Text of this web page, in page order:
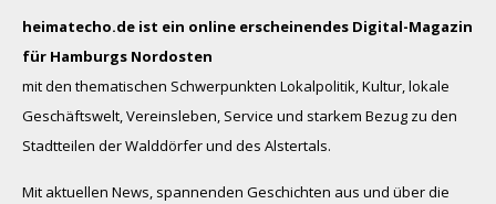
heimatecho.de ist ein online erscheinendes Digital-Magazin
für Hamburgs Nordosten
mit den thematischen Schwerpunkten Lokalpolitik, Kultur, lokale
Geschäftswelt, Vereinsleben, Service und starkem Bezug zu den
Stadtteilen der Walddörfer und des Alstertals.
Mit aktuellen News, spannenden Geschichten aus und über die